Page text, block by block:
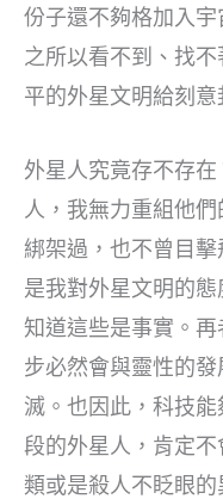
份子還不夠格加入
之所以看不到、找
平的外星文明給刻意
外星人究竟存不存
人，我無力重組他
綁架過，也不曾目
是我對外星文明的
知道這些是事實。
步必然會與靈性的
滅。也因此，科技
段的外星人，肯定
類或是殺人不眨眼的